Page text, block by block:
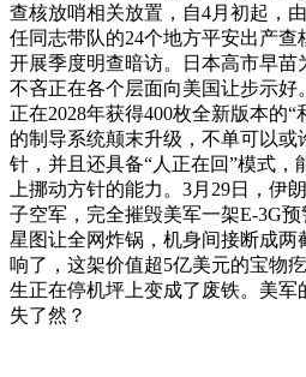
查核放哨相关放置，自4月初起，
任同志带队的24个地方平安出产
开展季度明查暗访。日本高市早苗
不吝正在各个层面向美国让步示
正在2028年获得400枚全新版本的“
的制导系统颠末升级，不单可以或
针，并且还具备“人正在回”模式，
上挪动方针的能力。3月29日，伊
子空军，完全摧毁美军一架E-3G
星图让全网炸锅，机身间接断成两
响了，这架价值超5亿美元的宝物
生正在停机坪上变成了废铁。美
失了然？